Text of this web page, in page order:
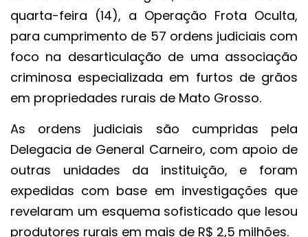
quarta-feira (14), a Operação Frota Oculta,
para cumprimento de 57 ordens judiciais com
foco na desarticulação de uma associação
criminosa especializada em furtos de grãos
em propriedades rurais de Mato Grosso.
As ordens judiciais são cumpridas pela
Delegacia de General Carneiro, com apoio de
outras unidades da instituição, e foram
expedidas com base em investigações que
revelaram um esquema sofisticado que lesou
produtores rurais em mais de R$ 2,5 milhões.